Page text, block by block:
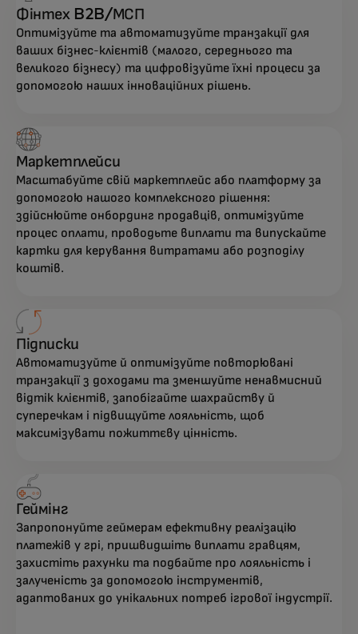
Фінтех B2B/МСП
Оптимізуйте та автоматизуйте транзакції для
ваших бізнес-клієнтів (малого, середнього та
великого бізнесу) та цифровізуйте їхні процеси за
допомогою наших інноваційних рішень.
Маркетплейси
Масштабуйте свій маркетплейс або платформу за
допомогою нашого комплексного рішення:
здійснюйте онбординг продавців, оптимізуйте
процес оплати, проводьте виплати та випускайте
картки для керування витратами або розподілу
коштів.
Підписки
Автоматизуйте й оптимізуйте повторювані
транзакції з доходами та зменшуйте ненавмисний
відтік клієнтів, запобігайте шахрайству й
суперечкам і підвищуйте лояльність, щоб
максимізувати пожиттєву цінність.
Геймінг
Запропонуйте геймерам ефективну реалізацію
платежів у грі, пришвидшіть виплати гравцям,
захистіть рахунки та подбайте про лояльність і
залученість за допомогою інструментів,
адаптованих до унікальних потреб ігрової індустрії.